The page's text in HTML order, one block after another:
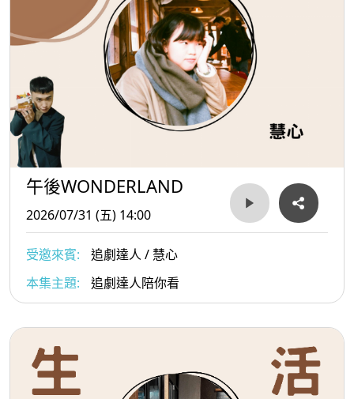
午後WONDERLAND
2026/07/31 (五) 14:00
受邀來賓:
追劇達人 / 慧心
本集主題:
追劇達人陪你看